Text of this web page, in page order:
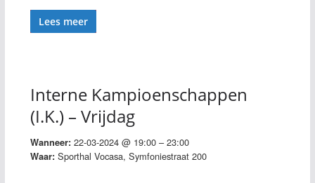
Lees meer
Interne Kampioenschappen
(I.K.) – Vrijdag
Wanneer: 22-03-2024 @ 19:00 – 23:00
Waar: Sporthal Vocasa, Symfoniestraat 200